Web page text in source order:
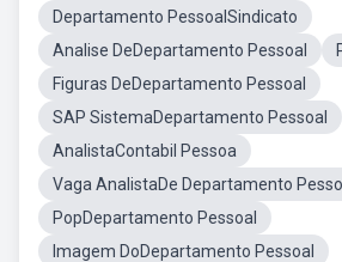
Departamento PessoalSindicato
Analise DeDepartamento Pessoal
Figuras DeDepartamento Pessoal
SAP SistemaDepartamento Pessoal
AnalistaContabil Pessoa
Vaga AnalistaDe Departamento
PopDepartamento Pessoal
Imagem DoDepartamento Pessoal